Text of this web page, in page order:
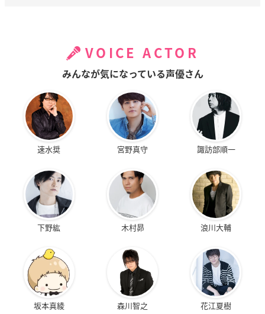
VOICE ACTOR
みんなが気になっている声優さん
速水奨 宮野真守 諏訪部順一
下野紘 木村昴 浪川大輔
坂本真綾 森川智之 花江夏樹